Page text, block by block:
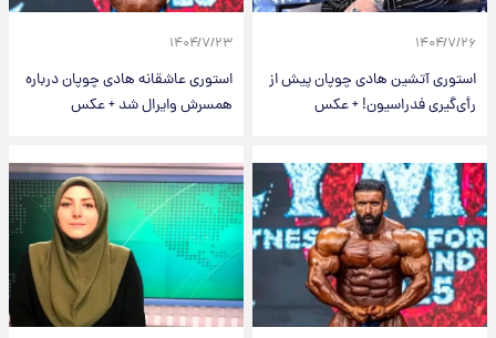
۱۴۰۴/۷/۲۶
استوری آتشین هادی چوپان پیش از
رأی‌گیری فدراسیون! + عکس
۱۴۰۴/۷/۲۳
استوری عاشقانه هادی چوپان درباره
همسرش وایرال شد + عکس